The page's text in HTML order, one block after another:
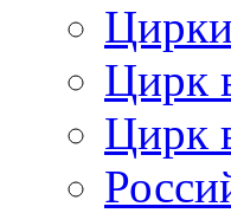
Цирк
Цирк